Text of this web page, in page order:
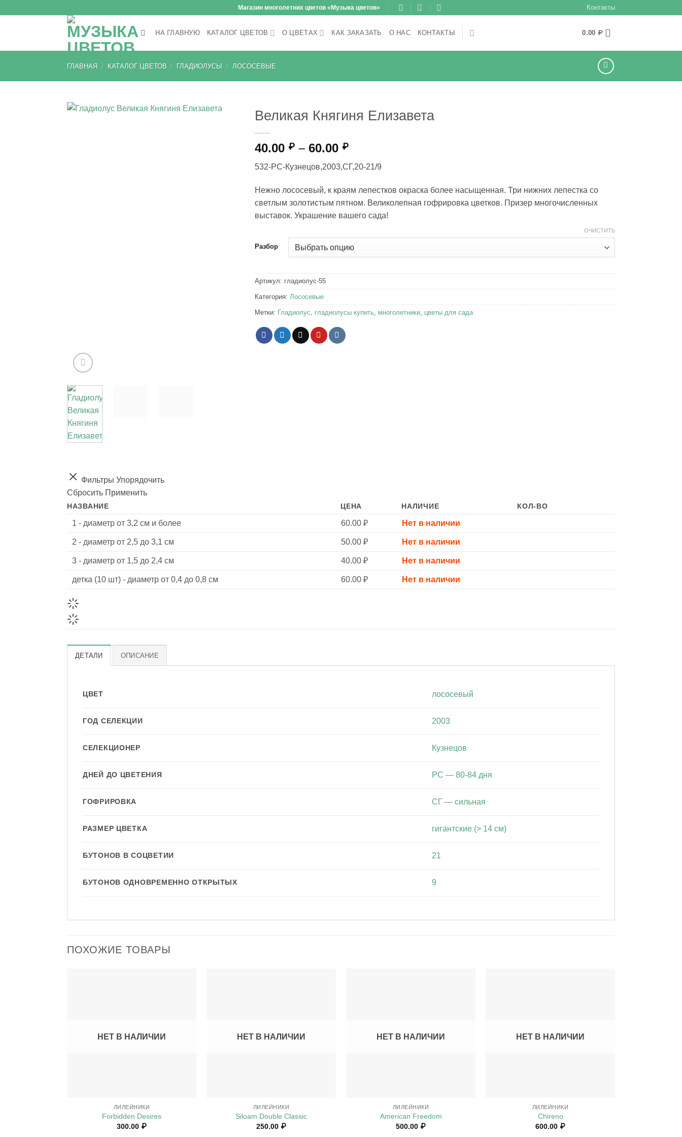
Магазин многолетних цветов «Музыка цветов» Контакты
НА ГЛАВНУЮ КАТАЛОГ ЦВЕТОВ О ЦВЕТАХ КАК ЗАКАЗАТЬ О НАС КОНТАКТЫ 0.00 ₽
ГЛАВНАЯ / КАТАЛОГ ЦВЕТОВ / ГЛАДИОЛУСЫ / ЛОСОСЕВЫЕ
Великая Княгиня Елизавета
40.00 ₽ – 60.00 ₽Диапазон
40.00 ₽
60.00 ₽
532-РС-Кузнецов,2003,СГ,20-21/9
Нежно лососевый, к краям лепестков окраска более насыщенная. Три нижних лепестка со
светлым золотистым пятном. Великолепная гофрировка цветков. Призер многочисленных
выставок. Украшение вашего сада!
Разбор
ОЧИСТИТЬ
Артикул: гладиолус-55
Категория: Лососевые
Метки: Гладиолус, гладиолусы купить, многолетники, цветы для сада
Фильтры Упорядочить
Сбросить Применить
НАЗВАНИЕ ЦЕНА НАЛИЧИЕ КОЛ-ВО
1 - диаметр от 3,2 см и более 60.00 ₽ Нет в наличии
2 - диаметр от 2,5 до 3,1 см 50.00 ₽ Нет в наличии
3 - диаметр от 1,5 до 2,4 см 40.00 ₽ Нет в наличии
детка (10 шт) - диаметр от 0,4 до 0,8 см 60.00 ₽ Нет в наличии
ДЕТАЛИ ОПИСАНИЕ
ЦВЕТ лососевый
ГОД СЕЛЕКЦИИ 2003
СЕЛЕКЦИОНЕР Кузнецов
ДНЕЙ ДО ЦВЕТЕНИЯ РС — 80-84 дня
ГОФРИРОВКА СГ — сильная
РАЗМЕР ЦВЕТКА гигантские (> 14 см)
БУТОНОВ В СОЦВЕТИИ 21
БУТОНОВ ОДНОВРЕМЕННО ОТКРЫТЫХ 9
ПОХОЖИЕ ТОВАРЫ
НЕТ В НАЛИЧИИ
ЛИЛЕЙНИКИ
Forbidden Desires
300.00 ₽
НЕТ В НАЛИЧИИ
ЛИЛЕЙНИКИ
Siloam Double Classic
250.00 ₽
НЕТ В НАЛИЧИИ
ЛИЛЕЙНИКИ
American Freedom
500.00 ₽
НЕТ В НАЛИЧИИ
ЛИЛЕЙНИКИ
Chireno
600.00 ₽